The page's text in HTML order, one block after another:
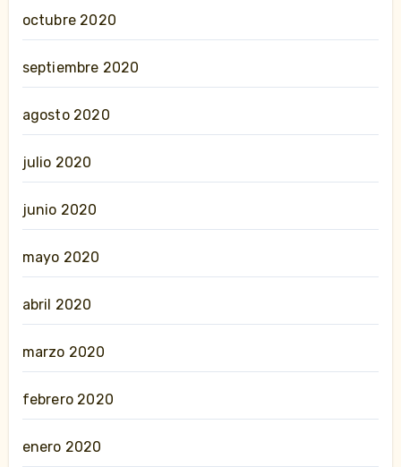
octubre 2020
septiembre 2020
agosto 2020
julio 2020
junio 2020
mayo 2020
abril 2020
marzo 2020
febrero 2020
enero 2020